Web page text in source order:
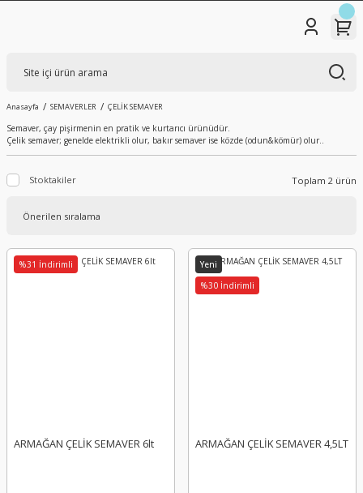
Anasayfa SEMAVERLER ÇELİK SEMAVER
Semaver, çay pişirmenin en pratik ve kurtarıcı ürünüdür.
Çelik semaver; genelde elektrikli olur, bakır semaver ise közde (odun&kömür) olur..
Stoktakiler Toplam 2 ürün
%31 İndirimli
ARMAĞAN ÇELİK SEMAVER 6lt
Yeni
%30 İndirimli
ARMAĞAN ÇELİK SEMAVER 4,5LT